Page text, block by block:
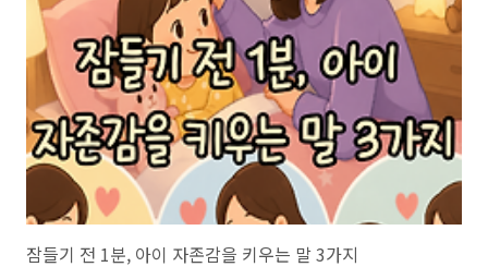
라질 수 있습니다허리 MRI, 보통 얼마 정도 들까?MRI는 병원마다 가격이
똑같이 정해져 있는 검사가 아닙니다특히 건강보험이 적용되지 않는 비
급여 MRI는 의료기관마다 비용 차이가 꽤 클 수 있습니다허리 MR..
잠들기 전 1분, 아이 자존감을 키우는 말 3가지